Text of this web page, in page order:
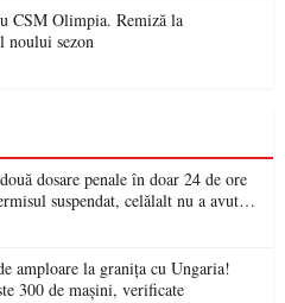
CSM Olimpia. Remiză la
noului sezon
dosare penale în doar 24 de ore
suspendat, celălalt nu a avut
amploare la granița cu Ungaria!
300 de mașini, verificate